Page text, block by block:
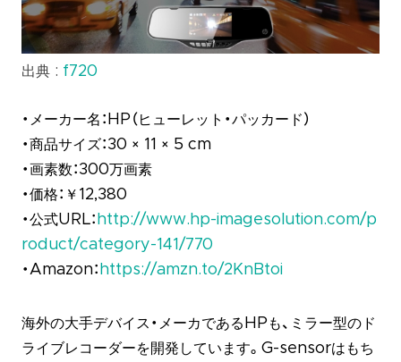
出典 : f720
・メーカー名：HP（ヒューレット・パッカード）
・商品サイズ：30 × 11 × 5 cm
・画素数：300万画素
・価格：￥12,380
・公式URL： http://www.hp-imagesolution.com/p
roduct/category-141/770
・Amazon： https://amzn.to/2KnBtoi
海外の大手デバイス・メーカであるHPも、ミラー型のド
ライブレコーダーを開発しています。G-sensorはもち